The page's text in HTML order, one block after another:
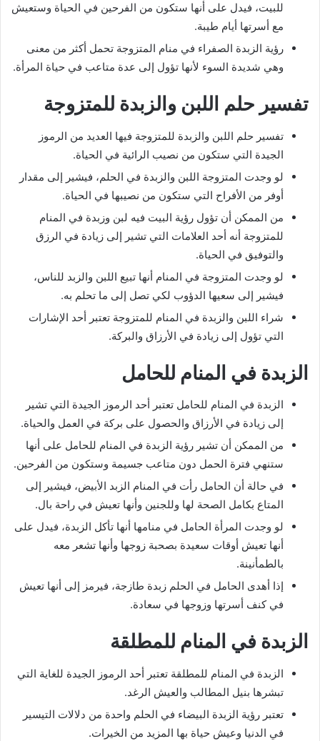
للبيت، فيدل على أنها ستكون من الفرحين في الحياة وستعيش
مع أسرتها أيام طيبة.
رؤية الزبدة الصفراء في منام المتزوجة تحمل أكثر من معنى
وهي شديدة السوء لأنها تؤول إلى عدة متاعب في حياة المرأة.
تفسير حلم اللبن والزبدة للمتزوجة
تفسير حلم اللبن والزبدة للمتزوجة فيها العديد من الرموز
الجيدة التي ستكون من نصيب الرائية في الحياة.
لو وجدت المتزوجة اللبن والزبدة في الحلم، فيشير إلى مقدار
أوفر من الأفراح التي ستكون من نصيبها في الحياة.
من الممكن أن تؤول رؤية البيت فيه لبن وزبدة في المنام
للمتزوجة أنه أحد العلامات التي تشير إلى زيادة في الرزق
والتوفيق في الحياة.
لو وجدت المتزوجة في المنام أنها تبيع اللبن والزبد للناس،
فيشير إلى سعيها الدؤوب لكي تصل إلى ما تحلم به.
شراء اللبن والزبدة في المنام للمتزوجة تعتبر أحد الإشارات
التي تؤول إلى زيادة في الأرزاق والبركة.
الزبدة في المنام للحامل
الزبدة في المنام للحامل تعتبر أحد الرموز الجيدة التي تشير
إلى زيادة في الأرزاق والحصول على بركة في العمل والحياة.
من الممكن أن تشير رؤية الزبدة في المنام للحامل على أنها
ستنهي فترة الحمل دون متاعب جسيمة وستكون من الفرحين.
في حالة أن الحامل رأت في المنام الزبد الأبيض، فيشير إلى
المتاع بكامل الصحة لها وللجنين وأنها تعيش في راحة بال.
لو وجدت المرأة الحامل في منامها أنها تأكل الزبدة، فيدل على
أنها تعيش أوقات سعيدة بصحبة زوجها وأنها تشعر معه
بالطمأنينة.
إذا أهدى الحامل في الحلم زبدة طازجة، فيرمز إلى أنها تعيش
في كنف أسرتها وزوجها في سعادة.
الزبدة في المنام للمطلقة
الزبدة في المنام للمطلقة تعتبر أحد الرموز الجيدة للغاية التي
تبشرها بنيل المطالب والعيش الرغد.
تعتبر رؤية الزبدة البيضاء في الحلم واحدة من دلالات التيسير
في الدنيا وعيش حياة بها المزيد من الخيرات.